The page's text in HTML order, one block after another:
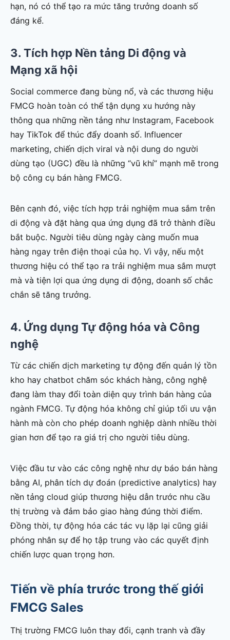
hạn, nó có thể tạo ra mức tăng trưởng doanh số
đáng kể.
3. Tích hợp Nền tảng Di động và
Mạng xã hội
Social commerce đang bùng nổ, và các thương hiệu
FMCG hoàn toàn có thể tận dụng xu hướng này
thông qua những nền tảng như Instagram, Facebook
hay TikTok để thúc đẩy doanh số. Influencer
marketing, chiến dịch viral và nội dung do người
dùng tạo (UGC) đều là những “vũ khí” mạnh mẽ trong
bộ công cụ bán hàng FMCG.
Bên cạnh đó, việc tích hợp trải nghiệm mua sắm trên
di động và đặt hàng qua ứng dụng đã trở thành điều
bắt buộc. Người tiêu dùng ngày càng muốn mua
hàng ngay trên điện thoại của họ. Vì vậy, nếu một
thương hiệu có thể tạo ra trải nghiệm mua sắm mượt
mà và tiện lợi qua ứng dụng di động, doanh số chắc
chắn sẽ tăng trưởng.
4. Ứng dụng Tự động hóa và Công
nghệ
Từ các chiến dịch marketing tự động đến quản lý tồn
kho hay chatbot chăm sóc khách hàng, công nghệ
đang làm thay đổi toàn diện quy trình bán hàng của
ngành FMCG. Tự động hóa không chỉ giúp tối ưu vận
hành mà còn cho phép doanh nghiệp dành nhiều thời
gian hơn để tạo ra giá trị cho người tiêu dùng.
Việc đầu tư vào các công nghệ như dự báo bán hàng
bằng AI, phân tích dự đoán (predictive analytics) hay
nền tảng cloud giúp thương hiệu dẫn trước nhu cầu
thị trường và đảm bảo giao hàng đúng thời điểm.
Đồng thời, tự động hóa các tác vụ lặp lại cũng giải
phóng nhân sự để họ tập trung vào các quyết định
chiến lược quan trọng hơn.
Tiến về phía trước trong thế giới
FMCG Sales
Thị trường FMCG luôn thay đổi, cạnh tranh và đầy